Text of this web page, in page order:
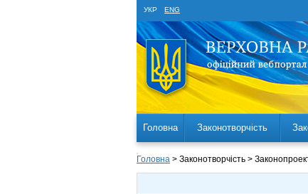
УКР ENG
Головна Законотворчість
Головна > Законотворчість >